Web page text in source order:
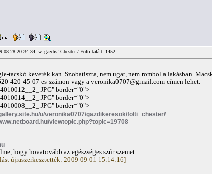
08-28 20:34:34, w. gazdis! Chester / Folti-talált, 1452
tacskó keverék kan. Szobatiszta, nem ugat, nem rombol a lakásban.
420-45-07-es számon vagy a veronika0707@gmail.com címen lehet.
" border="0">
" border="0">
" border="0">
u/veronika0707/gazdikeresok/folti_chester/
viewtopic.php?topic=19708
hogy hovatovább az egészséges szúr szemet.
újraszerkesztették: 2009-09-01 15:14:16]